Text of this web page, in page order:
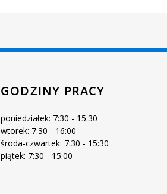
GODZINY PRACY
poniedziałek: 7:30 - 15:30
wtorek: 7:30 - 16:00
środa-czwartek: 7:30 - 15:30
piątek: 7:30 - 15:00